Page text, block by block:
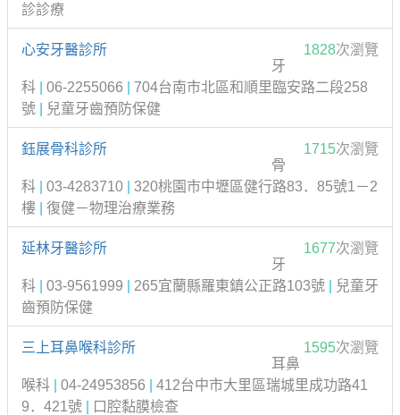
診診療
心安牙醫診所 1828次瀏覽
牙
科
06-2255066
704台南市北區和順里臨安路二段258
號
兒童牙齒預防保健
鈺展骨科診所 1715次瀏覽
骨
科
03-4283710
320桃園市中壢區健行路83．85號1－2
樓
復健－物理治療業務
延林牙醫診所 1677次瀏覽
牙
科
03-9561999 265宜蘭縣羅東鎮公正路103號
兒童牙
齒預防保健
三上耳鼻喉科診所 1595次瀏覽
耳鼻
喉科
04-24953856
412台中市大里區瑞城里成功路41
9．421號
口腔黏膜檢查